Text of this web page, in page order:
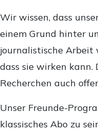
Wir wissen, dass
einem Grund hinter
journalistische Arbeit
dass sie wirken kann.
Recherchen auch
Unser Freunde-
klassisches Abo zu